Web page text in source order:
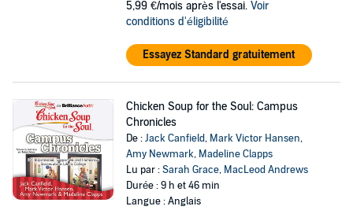
5,99 €/mois après l'essai. Voir
conditions d'éligibilité
Essayez Standard gratuitement
Chicken Soup for the Soul: Campus
Chronicles
De :Jack Canfield, Mark Victor Hansen,
Amy Newmark, Madeline Clapps
Lu par :Sarah Grace, MacLeod Andrews
Durée : 9 h et 46 min
Langue : Anglais